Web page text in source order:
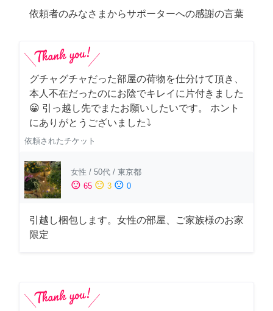
依頼者のみなさまからサポーターへの感謝の言葉
グチャグチャだった部屋の荷物を仕分けて頂き、
本人不在だったのにお陰でキレイに片付きました
😀 引っ越し先でまたお願いしたいです。 ホント
にありがとうございました⤵
依頼されたチケット
女性 / 50代 / 東京都
sentiment_satisfied 65 sentiment_neutral 3 sentiment_dissatisfied 0
引越し梱包します。女性の部屋、ご家族様のお家
限定